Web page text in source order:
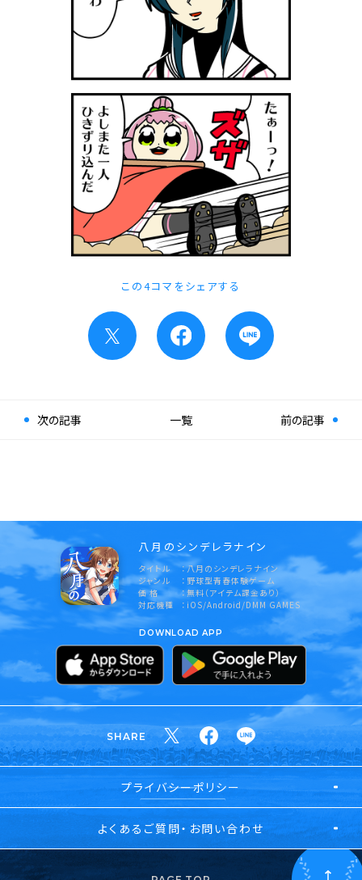
この4コマをシェアする
次の記事 前の記事
一覧
八月のシンデレラナイン
タイトル
八月のシンデレラナイン
ジャンル
野球型青春体験ゲーム
価 格
無料（アイテム課金あり）
対応機種
iOS/Android/DMM GAMES
DOWNLOAD APP
SHARE
プライバシーポリシー
よくあるご質問・お問い合わせ